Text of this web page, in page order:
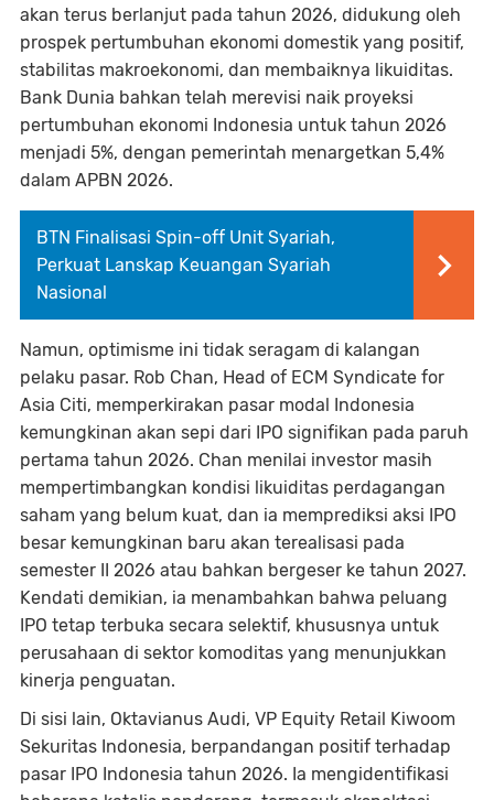
akan terus berlanjut pada tahun 2026, didukung oleh
prospek pertumbuhan ekonomi domestik yang positif,
stabilitas makroekonomi, dan membaiknya likuiditas.
Bank Dunia bahkan telah merevisi naik proyeksi
pertumbuhan ekonomi Indonesia untuk tahun 2026
menjadi 5%, dengan pemerintah menargetkan 5,4%
dalam APBN 2026.
BTN Finalisasi Spin-off Unit Syariah,
Perkuat Lanskap Keuangan Syariah
Nasional
Namun, optimisme ini tidak seragam di kalangan
pelaku pasar. Rob Chan, Head of ECM Syndicate for
Asia Citi, memperkirakan pasar modal Indonesia
kemungkinan akan sepi dari IPO signifikan pada paruh
pertama tahun 2026. Chan menilai investor masih
mempertimbangkan kondisi likuiditas perdagangan
saham yang belum kuat, dan ia memprediksi aksi IPO
besar kemungkinan baru akan terealisasi pada
semester II 2026 atau bahkan bergeser ke tahun 2027.
Kendati demikian, ia menambahkan bahwa peluang
IPO tetap terbuka secara selektif, khususnya untuk
perusahaan di sektor komoditas yang menunjukkan
kinerja penguatan.
Di sisi lain, Oktavianus Audi, VP Equity Retail Kiwoom
Sekuritas Indonesia, berpandangan positif terhadap
pasar IPO Indonesia tahun 2026. Ia mengidentifikasi